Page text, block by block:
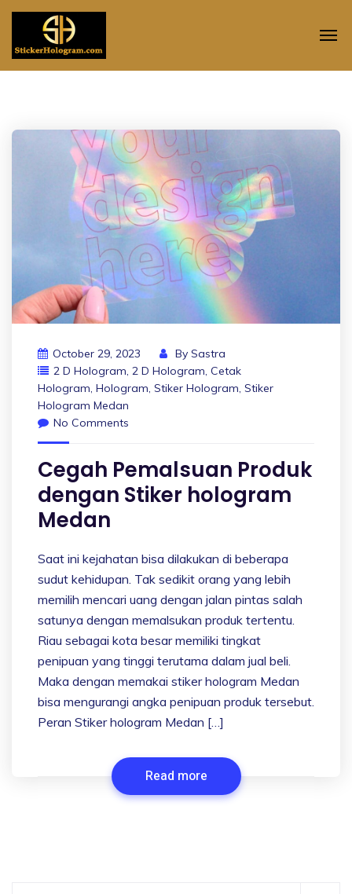
October 29, 2023 By Sastra
2 D Hologram, 2 D Hologram, Cetak
Hologram, Hologram, Stiker Hologram, Stiker
Hologram Medan
No Comments
Cegah Pemalsuan Produk
dengan Stiker hologram
Medan
Saat ini kejahatan bisa dilakukan di beberapa
sudut kehidupan. Tak sedikit orang yang lebih
memilih mencari uang dengan jalan pintas salah
satunya dengan memalsukan produk tertentu.
Riau sebagai kota besar memiliki tingkat
penipuan yang tinggi terutama dalam jual beli.
Maka dengan memakai stiker hologram Medan
bisa mengurangi angka penipuan produk tersebut.
Peran Stiker hologram Medan […]
Read more